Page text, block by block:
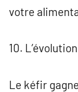
votre
10.
Le kéfir